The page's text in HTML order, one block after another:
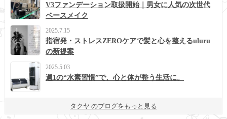
V3ファンデーション取扱開始｜男女に人気の次世代
ベースメイク
2025.7.15
指宿発・ストレスZEROケアで髪と心を整えるuluru
の新提案
2025.5.03
週1の“水素習慣”で、心と体が整う生活に。
タクヤ のブログをもっと見る